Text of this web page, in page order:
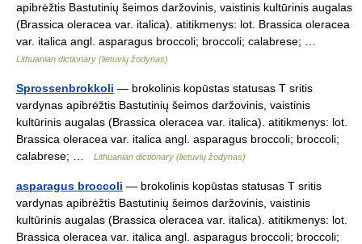
apibrėžtis Bastutinių šeimos daržovinis, vaistinis kultūrinis augalas
(Brassica oleracea var. italica). atitikmenys: lot. Brassica oleracea
var. italica angl. asparagus broccoli; broccoli; calabrese; …
Lithuanian dictionary (lietuvių žodynas)
Sprossenbrokkoli — brokolinis kopūstas statusas T sritis
vardynas apibrėžtis Bastutinių šeimos daržovinis, vaistinis
kultūrinis augalas (Brassica oleracea var. italica). atitikmenys: lot.
Brassica oleracea var. italica angl. asparagus broccoli; broccoli;
calabrese; …
Lithuanian dictionary (lietuvių žodynas)
asparagus broccoli — brokolinis kopūstas statusas T sritis
vardynas apibrėžtis Bastutinių šeimos daržovinis, vaistinis
kultūrinis augalas (Brassica oleracea var. italica). atitikmenys: lot.
Brassica oleracea var. italica angl. asparagus broccoli; broccoli;